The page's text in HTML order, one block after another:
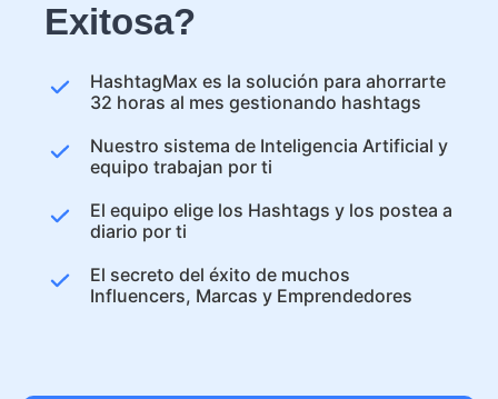
Exitosa?
HashtagMax es la solución para ahorrarte
32 horas al mes gestionando hashtags
Nuestro sistema de Inteligencia Artificial y
equipo trabajan por ti
El equipo elige los Hashtags y los postea a
diario por ti
El secreto del éxito de muchos
Influencers, Marcas y Emprendedores